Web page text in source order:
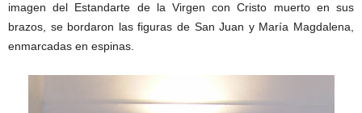
imagen del Estandarte de la Virgen con Cristo muerto en sus
brazos, se bordaron las figuras de San Juan y María Magdalena,
enmarcadas en espinas.